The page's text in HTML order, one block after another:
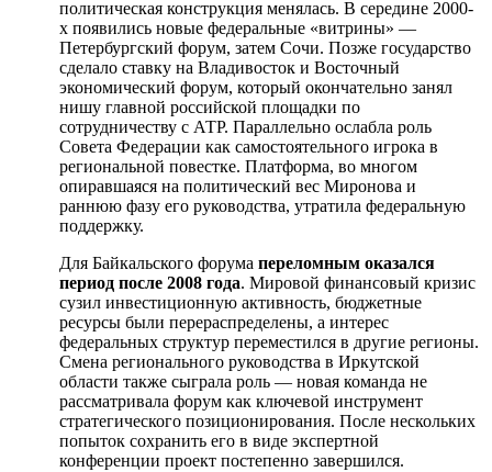
политическая конструкция менялась. В середине 2000-
х появились новые федеральные «витрины» —
Петербургский форум, затем Сочи. Позже государство
сделало ставку на Владивосток и Восточный
экономический форум, который окончательно занял
нишу главной российской площадки по
сотрудничеству с АТР. Параллельно ослабла роль
Совета Федерации как самостоятельного игрока в
региональной повестке. Платформа, во многом
опиравшаяся на политический вес Миронова и
раннюю фазу его руководства, утратила федеральную
поддержку.
Для Байкальского форума переломным оказался
период после 2008 года. Мировой финансовый кризис
сузил инвестиционную активность, бюджетные
ресурсы были перераспределены, а интерес
федеральных структур переместился в другие регионы.
Смена регионального руководства в Иркутской
области также сыграла роль — новая команда не
рассматривала форум как ключевой инструмент
стратегического позиционирования. После нескольких
попыток сохранить его в виде экспертной
конференции проект постепенно завершился.